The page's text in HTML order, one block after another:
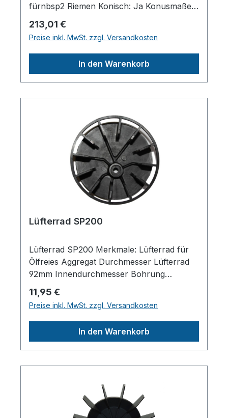
fürnbsp2 Riemen Konisch: Ja Konusmaße:
zu Aggregaten von Metabo / ABAC /
AGREB5900 / B6000 /
B7000Herstellerpro)SALES GmbH,
AEROTEC KompressorenFerdinand-
Regulärer Preis:
213,01 €
Preise inkl. MwSt. zzgl. Versandkosten
In den Warenkorb
Lüfterrad SP200
Lüfterrad SP200 Merkmale: Lüfterrad für
Ölfreies Aggregat Durchmesser Lüfterrad
92mm Innendurchmesser Bohrung
AEROTEC KompressorenFerdinand-
Porsche-Str. 16, 63500 Seligenstadt,
Deutschlandinfo@aerotec.info
Regulärer Preis:
11,95 €
Preise inkl. MwSt. zzgl. Versandkosten
In den Warenkorb